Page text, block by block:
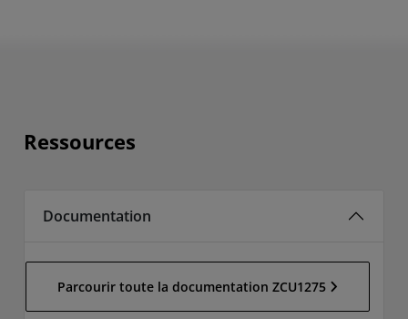
Ressources
Documentation
Parcourir toute la documentation ZCU1275